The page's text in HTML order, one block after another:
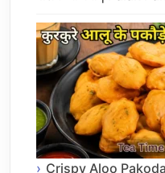
Crispy Aloo